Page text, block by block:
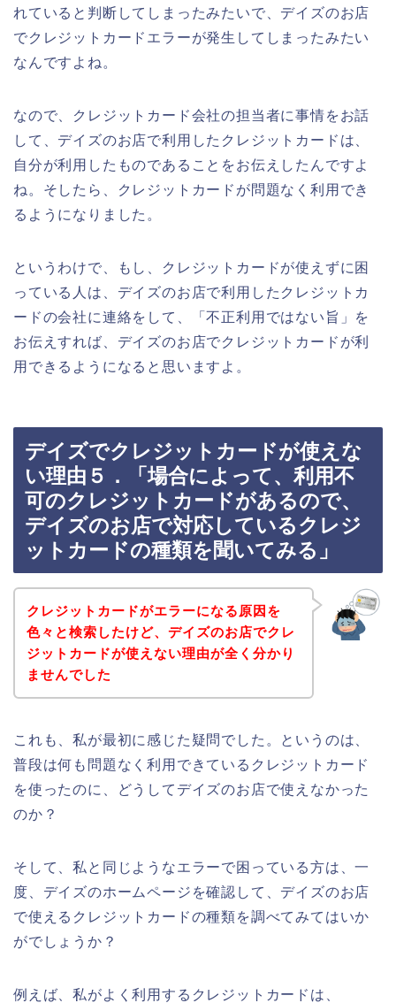
れていると判断してしまったみたいで、デイズのお店
でクレジットカードエラーが発生してしまったみたい
なんですよね。
なので、クレジットカード会社の担当者に事情をお話
して、デイズのお店で利用したクレジットカードは、
自分が利用したものであることをお伝えしたんですよ
ね。そしたら、クレジットカードが問題なく利用でき
るようになりました。
というわけで、もし、クレジットカードが使えずに困
っている人は、デイズのお店で利用したクレジットカ
ードの会社に連絡をして、「不正利用ではない旨」を
お伝えすれば、デイズのお店でクレジットカードが利
用できるようになると思いますよ。
デイズでクレジットカードが使えな
い理由５．「場合によって、利用不
可のクレジットカードがあるので、
デイズのお店で対応しているクレジ
ットカードの種類を聞いてみる」
クレジットカードがエラーになる原因を
色々と検索したけど、デイズのお店でクレ
ジットカードが使えない理由が全く分かり
ませんでした
これも、私が最初に感じた疑問でした。というのは、
普段は何も問題なく利用できているクレジットカード
を使ったのに、どうしてデイズのお店で使えなかった
のか？
そして、私と同じようなエラーで困っている方は、一
度、デイズのホームページを確認して、デイズのお店
で使えるクレジットカードの種類を調べてみてはいか
がでしょうか？
例えば、私がよく利用するクレジットカードは、